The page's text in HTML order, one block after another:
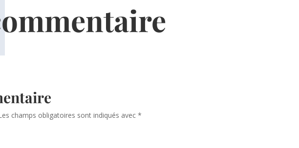
champs obligatoires sont indiqués avec *